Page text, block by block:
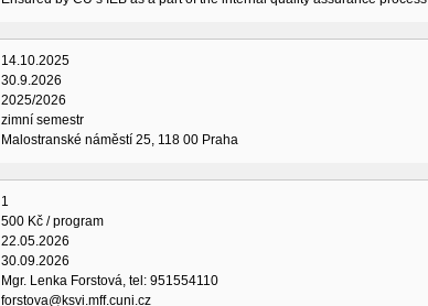
14.10.2025
30.9.2026
2025/2026
zimní semestr
Malostranské náměstí 25, 118 00 Praha
1
500 Kč / program
22.05.2026
30.09.2026
Mgr. Lenka Forstová, tel: 951554110
forstova@ksvi.mff.cuni.cz